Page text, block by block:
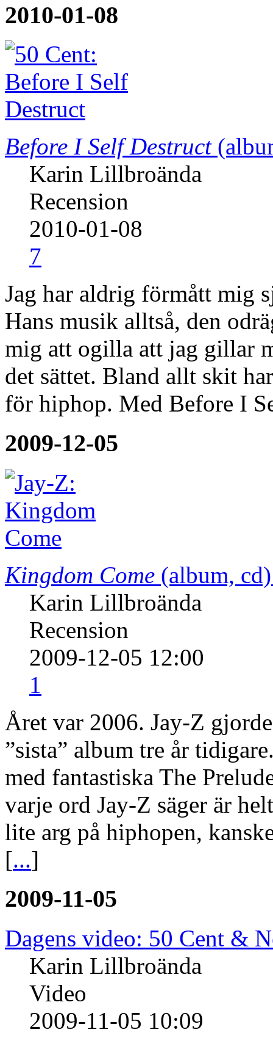
2010-01-08
Before I Self Destruct
Karin Lillbroända
Recension
2010-01-08
7
Jag har aldrig förmått mig
Hans musik alltså, den
mig att ogilla att jag gillar
det sättet. Bland allt skit
för hiphop. Med Before I
2009-12-05
Kingdom Come (album, cd)
Karin Lillbroända
Recension
2009-12-05 12:00
1
Året var 2006. Jay-Z
”sista” album tre år
med fantastiska The
varje ord Jay-Z säger är
lite arg på hiphopen,
[...]
2009-11-05
Dagens video: 50 Cent &
Karin Lillbroända
Video
2009-11-05 10:09